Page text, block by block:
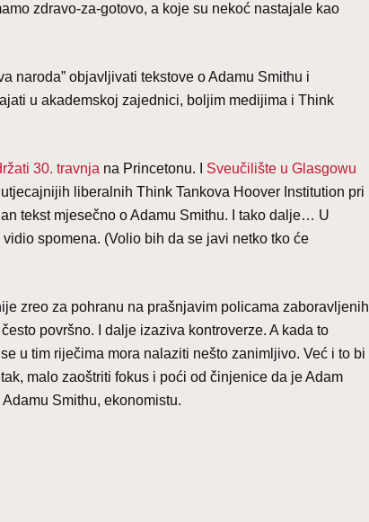
zdravo-za-gotovo, a koje su nekoć nastajale kao
naroda” objavljivati tekstove o Adamu Smithu i
u akademskoj zajednici, boljim medijima i Think
30. travnja na Princetonu. I Sveučilište u Glasgowu
liberalnih Think Tankova Hoover Institution pri
tekst mjesečno o Adamu Smithu. I tako dalje… U
spomena. (Volio bih da se javi netko tko će
zreo za pohranu na prašnjavim policama zaboravljenih
površno. I dalje izaziva kontroverze. A kada to
u tim riječima mora nalaziti nešto zanimljivo. Već i to bi
malo zaoštriti fokus i poći od činjenice da je Adam
Smithu, ekonomistu.